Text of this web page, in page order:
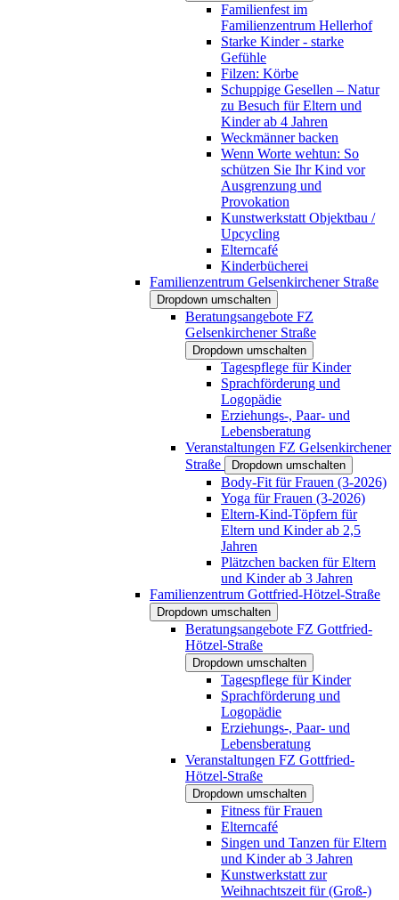
Familienfest im
Familienzentrum Hellerhof
Starke Kinder - starke
Gefühle
Filzen: Körbe
Schuppige Gesellen – Natur
zu Besuch für Eltern und
Kinder ab 4 Jahren
Weckmänner backen
Wenn Worte wehtun: So
schützen Sie Ihr Kind vor
Ausgrenzung und
Provokation
Kunstwerkstatt Objektbau /
Upcycling
Elterncafé
Kinderbücherei
Familienzentrum Gelsenkirchener Straße
Dropdown umschalten
Beratungsangebote FZ
Gelsenkirchener Straße
Dropdown umschalten
Tagespflege für Kinder
Sprachförderung und
Logopädie
Erziehungs-, Paar- und
Lebensberatung
Veranstaltungen FZ Gelsenkirchener
Straße
Dropdown umschalten
Body-Fit für Frauen (3-2026)
Yoga für Frauen (3-2026)
Eltern-Kind-Töpfern für
Eltern und Kinder ab 2,5
Jahren
Plätzchen backen für Eltern
und Kinder ab 3 Jahren
Familienzentrum Gottfried-Hötzel-Straße
Dropdown umschalten
Beratungsangebote FZ Gottfried-
Hötzel-Straße
Dropdown umschalten
Tagespflege für Kinder
Sprachförderung und
Logopädie
Erziehungs-, Paar- und
Lebensberatung
Veranstaltungen FZ Gottfried-
Hötzel-Straße
Dropdown umschalten
Fitness für Frauen
Elterncafé
Singen und Tanzen für Eltern
und Kinder ab 3 Jahren
Kunstwerkstatt zur
Weihnachtszeit für (Groß-)